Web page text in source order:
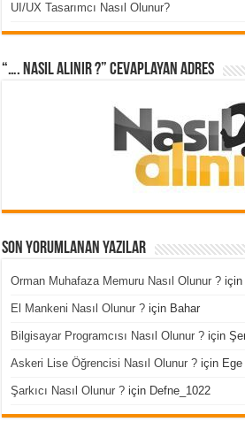
UI/UX Tasarımcı Nasıl Olunur?
“…. Nasıl Alınır ?” cevaplayan adres
Son Yorumlanan Yazılar
Orman Muhafaza Memuru Nasıl Olunur ? için
El Mankeni Nasıl Olunur ? için Bahar
Bilgisayar Programcısı Nasıl Olunur ? için
Askeri Lise Öğrencisi Nasıl Olunur ? için
Şarkıcı Nasıl Olunur ? için Defne_1022